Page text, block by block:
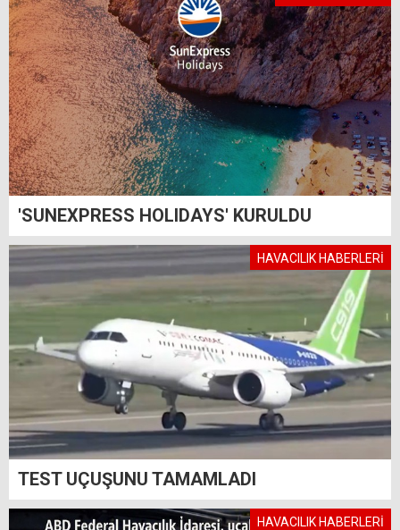
'SUNEXPRESS HOLIDAYS' KURULDU
HAVACILIK HABERLERİ
TEST UÇUŞUNU TAMAMLADI
HAVACILIK HABERLERİ